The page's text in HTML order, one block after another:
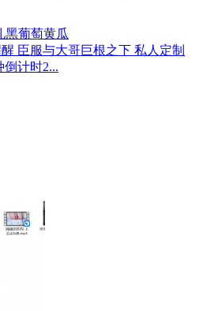
黑葡萄黄瓜
臣服与大哥巨根之下 私人定制
计时2...